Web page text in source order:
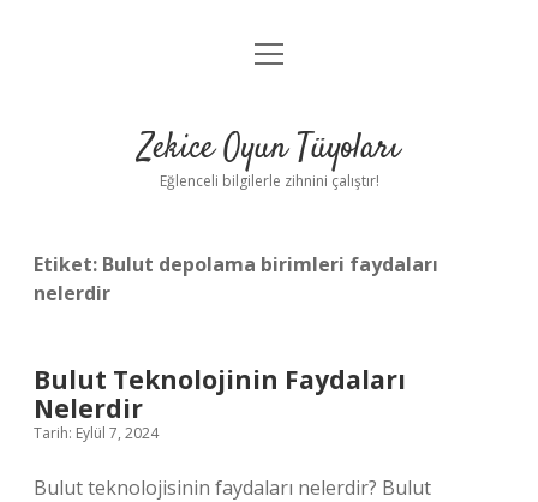
Anasayfa
Yasal Uyarı
menüyü
Zekice Oyun Tüyoları
Eğlenceli bilgilerle zihnini çalıştır!
Etiket: Bulut depolama birimleri faydaları
nelerdir
Bulut Teknolojinin Faydaları
Nelerdir
Tarih: Eylül 7, 2024
Bulut teknolojisinin faydaları nelerdir? Bulut